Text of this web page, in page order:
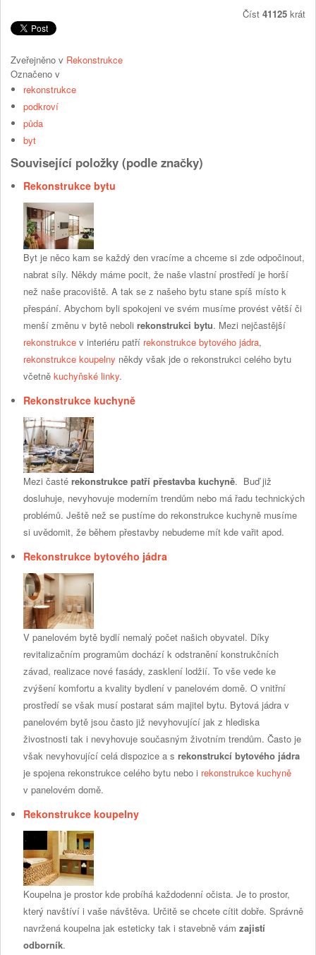
Číst 41125 krát
Zveřejněno v Rekonstrukce
Označeno v
rekonstrukce
podkroví
půda
byt
Související položky (podle značky)
Rekonstrukce bytu
Byt je něco kam se každý den vracíme a chceme si zde odpočinout,
nabrat síly. Někdy máme pocit, že naše vlastní prostředí je horší
než naše pracoviště. A tak se z našeho bytu stane spíš místo k
přespání. Abychom byli spokojeni ve svém musíme provést větší či
menší změnu v bytě neboli rekonstrukci bytu. Mezi nejčastější
rekonstrukce v interiéru patří rekonstrukce bytového jádra,
rekonstrukce koupelny někdy však jde o rekonstrukci celého bytu
včetně kuchyňské linky.
Rekonstrukce kuchyně
Mezi časté rekonstrukce patří přestavba kuchyně. Buď již
dosluhuje, nevyhovuje moderním trendům nebo má řadu technických
problémů. Ještě než se pustíme do rekonstrukce kuchyně musíme
si uvědomit, že během přestavby nebudeme mít kde vařit apod.
Rekonstrukce bytového jádra
V panelovém bytě bydlí nemalý počet našich obyvatel. Díky
revitalizačním programům dochází k odstranění konstrukčních
závad, realizace nové fasády, zasklení lodžií. To vše vede ke
zvýšení komfortu a kvality bydlení v panelovém domě. O vnitřní
prostředí se však musí postarat sám majitel bytu. Bytová jádra v
panelovém bytě jsou často již nevyhovující jak z hlediska
živostnosti tak i nevyhovuje současným životním trendům. Často je
však nevyhovující celá dispozice a s rekonstrukcí bytového jádra
je spojena rekonstrukce celého bytu nebo i rekonstrukce kuchyně
v panelovém domě.
Rekonstrukce koupelny
Koupelna je prostor kde probíhá každodenní očista. Je to prostor,
který navštíví i vaše návštěva. Určitě se chcete cítit dobře. Správně
navržená koupelna jak esteticky tak i stavebně vám zajistí
odborník.